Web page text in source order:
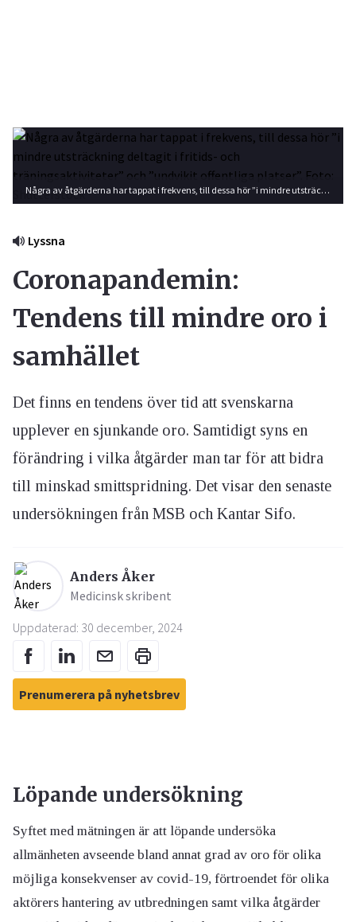
Några av åtgärderna har tappat i frekvens, till dessa hör ”i mindre utsträckning deltagit i fritids- och träningsaktiviteter” och ”undvikit offentliga platser”. Foto: Shutterstock
Lyssna
Coronapandemin:
Tendens till mindre oro i
samhället
Det finns en tendens över tid att svenskarna
upplever en sjunkande oro. Samtidigt syns en
förändring i vilka åtgärder man tar för att bidra
till minskad smittspridning. Det visar den senaste
undersökningen från MSB och Kantar Sifo.
Anders Åker
Medicinsk skribent
Uppdaterad: 30 december, 2024
Prenumerera på nyhetsbrev
Löpande undersökning
Syftet med mätningen är att löpande undersöka
allmänheten avseende bland annat grad av oro för olika
möjliga konsekvenser av covid-19, förtroendet för olika
aktörers hantering av utbredningen samt vilka åtgärder